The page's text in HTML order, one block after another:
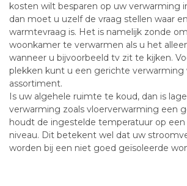
kosten wilt besparen op uw verwarming
dan moet u uzelf de vraag stellen waar
warmtevraag is. Het is namelijk zonde
woonkamer te verwarmen als u het
wanneer u bijvoorbeeld tv zit te kijken.
plekken kunt u een gerichte verwarming
assortiment.
Is uw algehele ruimte te koud, dan is
verwarming zoals vloerverwarming een
houdt de ingestelde temperatuur op
niveau. Dit betekent wel dat uw
worden bij een niet goed geïsoleerde